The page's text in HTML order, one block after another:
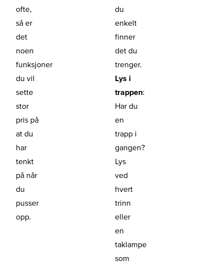
ofte,
så er
det
noen
funksjoner
du vil
sette
stor
pris på
at du
har
tenkt
på når
du
pusser
opp.
du
enkelt
finner
det du
trenger.
Lys i
trappen:
Har du
en
trapp i
gangen?
Lys
ved
hvert
trinn
eller
en
taklampe
som